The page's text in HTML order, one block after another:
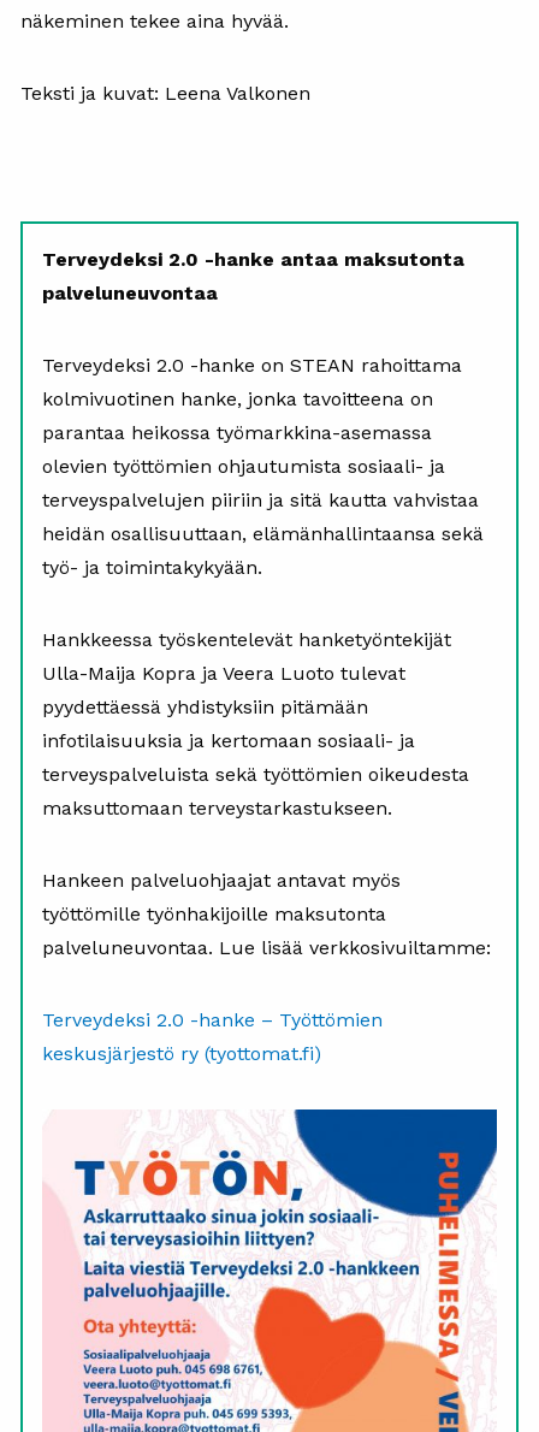
näkeminen tekee aina hyvää.
Teksti ja kuvat: Leena Valkonen
Terveydeksi 2.0 -hanke antaa maksutonta
palveluneuvontaa
Terveydeksi 2.0 -hanke on STEAN rahoittama
kolmivuotinen hanke, jonka tavoitteena on
parantaa heikossa työmarkkina-asemassa
olevien työttömien ohjautumista sosiaali- ja
terveyspalvelujen piiriin ja sitä kautta vahvistaa
heidän osallisuuttaan, elämänhallintaansa sekä
työ- ja toimintakykyään.
Hankkeessa työskentelevät hanketyöntekijät
Ulla-Maija Kopra ja Veera Luoto tulevat
pyydettäessä yhdistyksiin pitämään
infotilaisuuksia ja kertomaan sosiaali- ja
terveyspalveluista sekä työttömien oikeudesta
maksuttomaan terveystarkastukseen.
Hankeen palveluohjaajat antavat myös
työttömille työnhakijoille maksutonta
palveluneuvontaa. Lue lisää verkkosivuiltamme:
Terveydeksi 2.0 -hanke – Työttömien
keskusjärjestö ry (tyottomat.fi)